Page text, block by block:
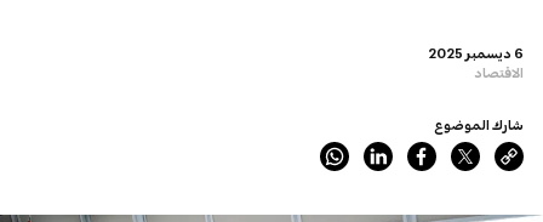
6 ديسمبر 2025
الاقتصاد
شارك الموضوع